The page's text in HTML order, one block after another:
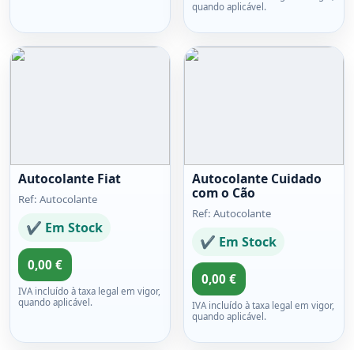
quando aplicável.
Autocolante Fiat
Ref: Autocolante
✔ Em Stock
0,00 €
IVA incluído à taxa legal em vigor,
quando aplicável.
Autocolante Cuidado
com o Cão
Ref: Autocolante
✔ Em Stock
0,00 €
IVA incluído à taxa legal em vigor,
quando aplicável.